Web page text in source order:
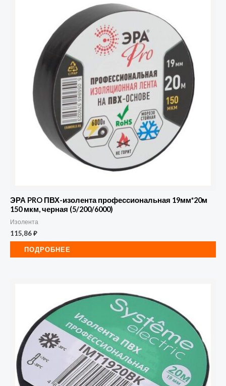
ЭРА PRO ПВХ-изолента профессиональная 19мм*20м
150 мкм, черная (5/200/6000)
Изолента
115,86₽
ПОДРОБНЕЕ
0.13х19мм
(рул.20м)
черн.
SE